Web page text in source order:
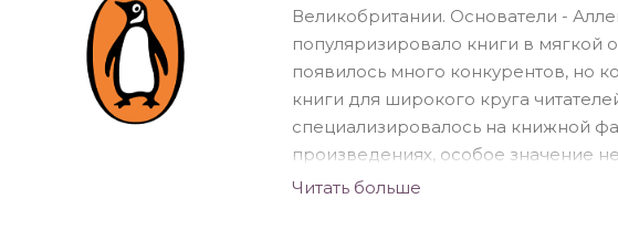
Великобритании. Основатели -
популяризировало книги в мягкой
появилось много конкурентов, но
книги для широкого круга
специализировалось на книжной
произведениях, особое значение
политике Британии. На
Читать больше